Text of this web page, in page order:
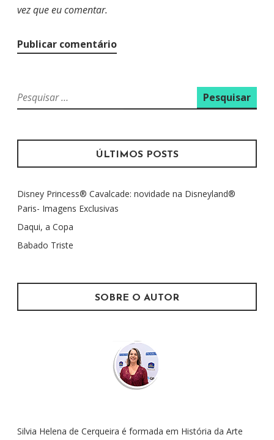
vez que eu comentar.
P
e
q
i
a
r
p
o
ÚLTIMOS POSTS
Disney Princess® Cavalcade: novidade na Disneyland®
Paris- Imagens Exclusivas
Daqui, a Copa
Babado Triste
SOBRE O AUTOR
Silvia Helena de Cerqueira é formada em História da Arte